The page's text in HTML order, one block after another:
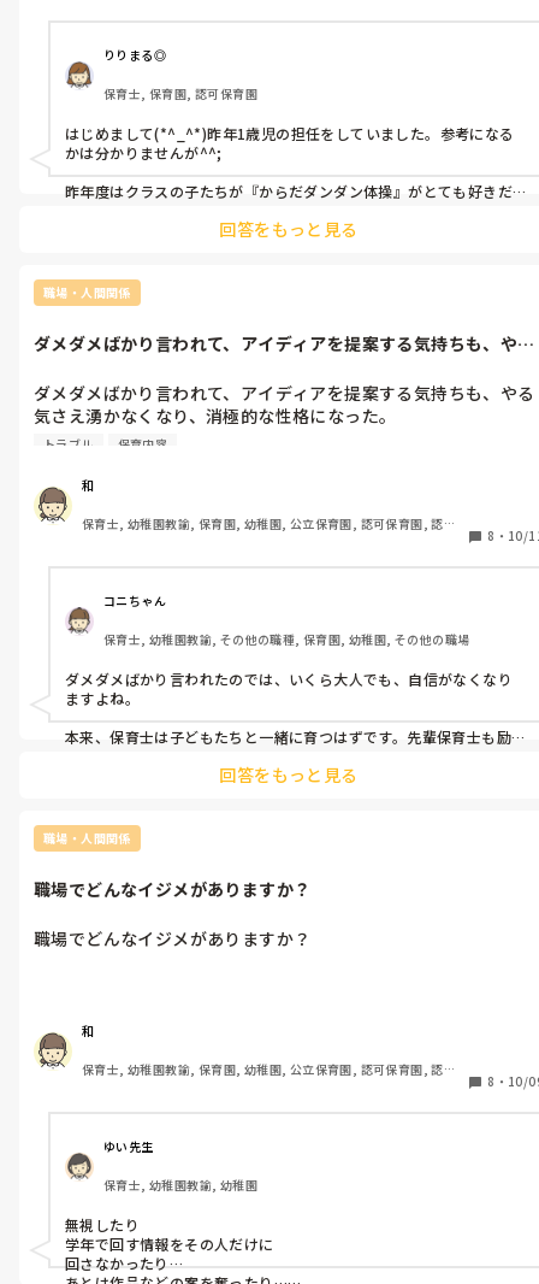
所, 児童施設, 児童養護施設, 児童発達支援施設, 乳児院, その他の職
りりまる◎
保育士, 保育園, 認可保育園
はじめまして(*^_^*)昨年1歳児の担任をしていました。参考になる
かは分かりませんが^^;
昨年度はクラスの子たちが『からだダンダン体操』がとても好きだ
いま子どもたちがハマっているもの、クラスで食い付きのいい曲を
発表会がんばってください！
回答をもっと見る
職場・人間関係
ダメダメばかり言われて、アイディアを提案する気持ちも、やる
ダメダメばかり言われて、アイディアを提案する気持ちも、やる
気さえ湧かなくなり、消極的な性格になった。
何しても悪口や影口や嫌がらせやダメ出しされて、いったい何を
半年に一回あるか、ないか、で、朝の朝礼は毎日、指摘や注意や
文句から始まるから、本当に会社としてあり得ない。感謝の言葉
から始まる会社に勤めたい。
トラブル 保育内容
和
保育士, 幼稚園教諭, 保育園, 幼稚園, 公立保育園, 認可保育園, 認
所, 児童施設, 児童養護施設, 児童発達支援施設, 乳児院, その他の職
8 ・ 10/
コニちゃん
保育士, 幼稚園教諭, その他の職種, 保育園, 幼稚園, その他の職場
ダメダメばかり言われたのでは、いくら大人でも、自信がなくなり
ますよね。
本来、保育士は子どもたちと一緒に育つはずです。先輩保育士も励ま
子どもたちにも、影響大です。
和さん、無理されなくてもいいですよ。
保育園は、保育園の数だけ、全く違います。
子ども達のこと、気にされると思いますが、大丈夫です。
さすがに子ども達に悪口は言わないだろうから、どうにかなります
よ。
子ども達は慣れるの早いので。
を味わうことができますように。
回答をもっと見る
職場・人間関係
職場でどんなイジメがありますか？
職場でどんなイジメがありますか？
和
保育士, 幼稚園教諭, 保育園, 幼稚園, 公立保育園, 認可保育園, 認
所, 児童施設, 児童養護施設, 児童発達支援施設, 乳児院, その他の職
8 ・ 10/
ゆい先生
保育士, 幼稚園教諭, 幼稚園
無視したり
学年で回す情報をその人だけに
回さなかったり…